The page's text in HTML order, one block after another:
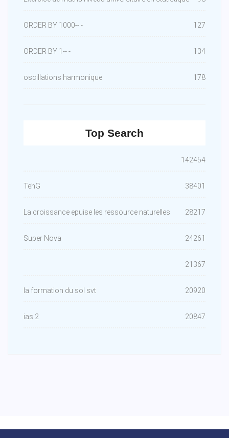
ORDER BY 1000-- - 127
ORDER BY 1-- - 134
oscillations harmonique 178
Top Search
142454
TehG 38401
La croissance epuise les ressource naturelles 28217
Super Nova 24261
21367
la formation du sol svt 20920
ias 2 20847